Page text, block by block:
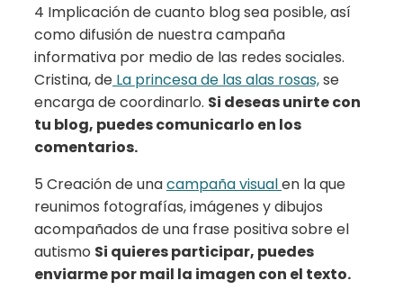
4 Implicación de cuanto blog sea posible, así
como difusión de nuestra campaña
informativa por medio de las redes sociales.
Cristina, de La princesa de las alas rosas,se
encarga de coordinarlo. Si deseas unirte con
tu blog, puedes comunicarlo en los
comentarios.
5 Creación de unacampaña visualen la que
reunimos fotografías, imágenes y dibujos
acompañados de una frase positiva sobre el
autismo Si quieres participar, puedes
enviarme por mail la imagen con el texto.